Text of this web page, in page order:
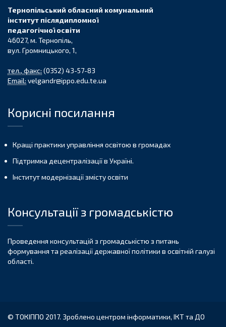
Тернопільський обласний комунальний
інститут післядипломної
педагогічної освіти
46027, м. Тернопіль,
вул. Громницького, 1,
тел., факс: (0352) 43-57-83
Email: velgandr@ippo.edu.te.ua
Корисні посилання
Кращі практики управління освітою в громадах
Підтримка децентралізації в Україні.
Інститут модернізації змісту освіти
Консультації з громадськістю
Проведення консультацій з громадськістю з питань
формування та реалізації державної політики в освітній галузі
області.
© ТОКІППО 2017. Зроблено центром інформатики, ІКТ та ДО